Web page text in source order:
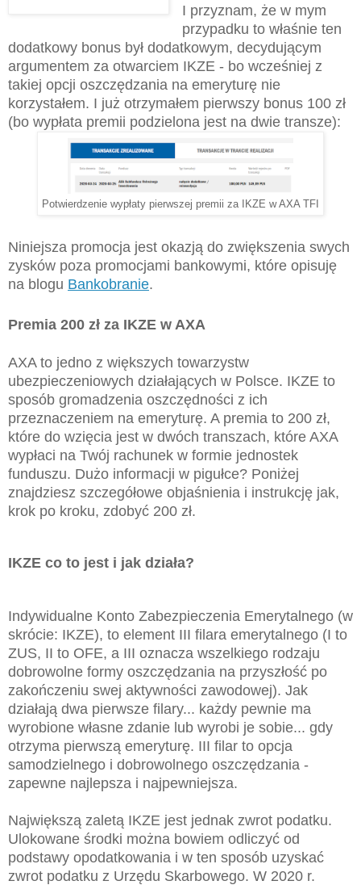
I przyznam, że w mym
przypadku to właśnie ten
dodatkowy bonus był dodatkowym, decydującym
argumentem za otwarciem IKZE - bo wcześniej z
takiej opcji oszczędzania na emeryturę nie
korzystałem. I już otrzymałem pierwszy bonus 100 zł
(bo wypłata premii podzielona jest na dwie transze):
Potwierdzenie wypłaty pierwszej premii za IKZE w AXA TFI
Niniejsza promocja jest okazją do zwiększenia swych
zysków poza promocjami bankowymi, które opisuję
na blogu Bankobranie.
Premia 200 zł za IKZE w AXA
AXA to jedno z większych towarzystw
ubezpieczeniowych działających w Polsce. IKZE to
sposób gromadzenia oszczędności z ich
przeznaczeniem na emeryturę. A premia to 200 zł,
które do wzięcia jest w dwóch transzach, które AXA
wypłaci na Twój rachunek w formie jednostek
funduszu. Dużo informacji w pigułce? Poniżej
znajdziesz szczegółowe objaśnienia i instrukcję jak,
krok po kroku, zdobyć 200 zł.
IKZE co to jest i jak działa?
Indywidualne Konto Zabezpieczenia Emerytalnego (w
skrócie: IKZE), to element III filara emerytalnego (I to
ZUS, II to OFE, a III oznacza wszelkiego rodzaju
dobrowolne formy oszczędzania na przyszłość po
zakończeniu swej aktywności zawodowej). Jak
działają dwa pierwsze filary... każdy pewnie ma
wyrobione własne zdanie lub wyrobi je sobie... gdy
otrzyma pierwszą emeryturę. III filar to opcja
samodzielnego i dobrowolnego oszczędzania -
zapewne najlepsza i najpewniejsza.
Największą zaletą IKZE jest jednak zwrot podatku.
Ulokowane środki można bowiem odliczyć od
podstawy opodatkowania i w ten sposób uzyskać
zwrot podatku z Urzędu Skarbowego. W 2020 r.